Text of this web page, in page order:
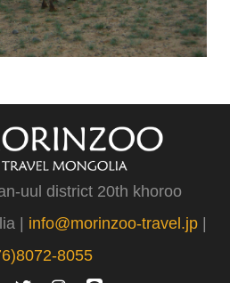
admin Blog
uul district 20th khoroo
| info@morinzoo-travel.jp|
8055